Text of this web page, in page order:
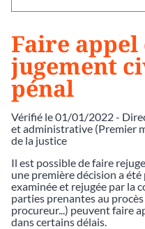
Faire
jugement
pénal
Vérifié le 01/01/2022 -
et administrative (Premier
de la justice
Il est possible de faire
une première décision a
examinée et rejugée par la
parties prenantes au
procureur...) peuvent faire
dans certains délais.